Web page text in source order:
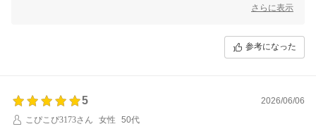
プレゼントとしてお選びいただいたにもかかわらず、同梱チラシの内容
ご指摘のとおり、現在同梱しておりますチラシと実際の商品内容に相違
このたびは貴重なご意見をいただきありがとうございました。今後とも
ボオグルをよろしくお願いいたします。
さらに表示
参考になった
5
2026/06/06
こぴこぴ3173さん
女性 50代